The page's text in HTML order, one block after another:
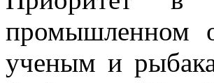
промышленном
ученым и